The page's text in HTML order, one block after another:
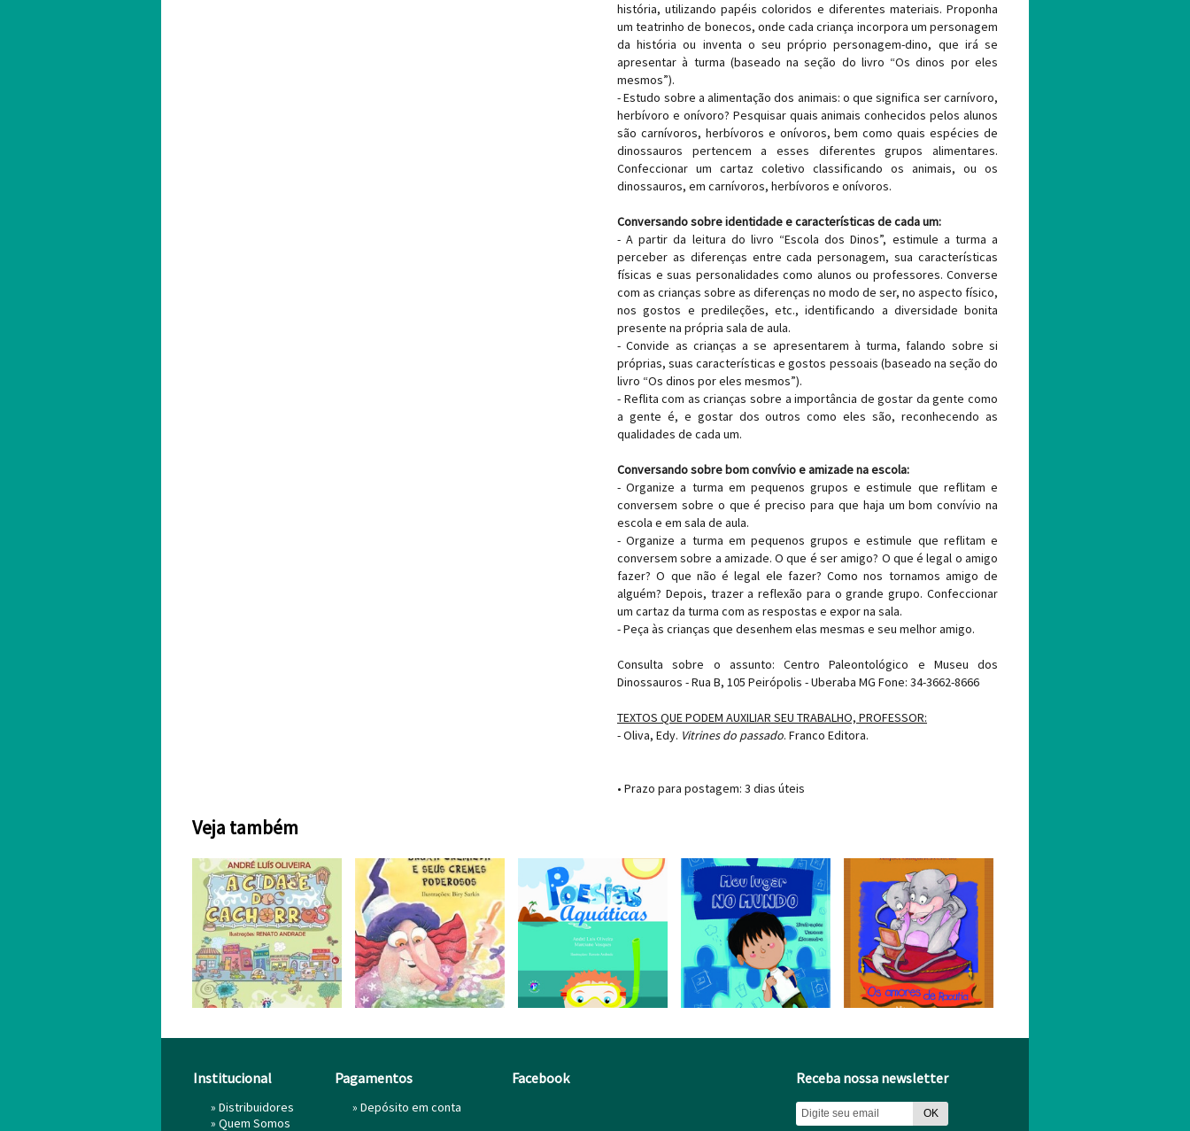
história, utilizando papéis coloridos e diferentes materiais. Proponha
um teatrinho de bonecos, onde cada criança incorpora um personagem
da história ou inventa o seu próprio personagem-dino, que irá se
apresentar à turma (baseado na seção do livro “Os dinos por eles
mesmos”).
- Estudo sobre a alimentação dos animais: o que significa ser carnívoro,
herbívoro e onívoro? Pesquisar quais animais conhecidos pelos alunos
são carnívoros, herbívoros e onívoros, bem como quais espécies de
dinossauros pertencem a esses diferentes grupos alimentares.
Confeccionar um cartaz coletivo classificando os animais, ou os
dinossauros, em carnívoros, herbívoros e onívoros.
Conversando sobre identidade e características de cada um:
- A partir da leitura do livro “Escola dos Dinos”, estimule a turma a
perceber as diferenças entre cada personagem, sua características
físicas e suas personalidades como alunos ou professores. Converse
com as crianças sobre as diferenças no modo de ser, no aspecto físico,
nos gostos e predileções, etc., identificando a diversidade bonita
presente na própria sala de aula.
- Convide as crianças a se apresentarem à turma, falando sobre si
próprias, suas características e gostos pessoais (baseado na seção do
livro “Os dinos por eles mesmos”).
- Reflita com as crianças sobre a importância de gostar da gente como
a gente é, e gostar dos outros como eles são, reconhecendo as
qualidades de cada um.
Conversando sobre bom convívio e amizade na escola:
- Organize a turma em pequenos grupos e estimule que reflitam e
conversem sobre o que é preciso para que haja um bom convívio na
escola e em sala de aula.
- Organize a turma em pequenos grupos e estimule que reflitam e
conversem sobre a amizade. O que é ser amigo? O que é legal o amigo
fazer? O que não é legal ele fazer? Como nos tornamos amigo de
alguém? Depois, trazer a reflexão para o grande grupo. Confeccionar
um cartaz da turma com as respostas e expor na sala.
- Peça às crianças que desenhem elas mesmas e seu melhor amigo.
Consulta sobre o assunto: Centro Paleontológico e Museu dos
Dinossauros - Rua B, 105 Peirópolis - Uberaba MG Fone: 34-3662-8666
TEXTOS QUE PODEM AUXILIAR SEU TRABALHO, PROFESSOR:
- Oliva, Edy. Vitrines do passado. Franco Editora.
• Prazo para postagem: 3 dias úteis
Veja também
Institucional
» Distribuidores
» Quem Somos
Pagamentos
» Depósito em conta
Facebook Receba nossa newsletter